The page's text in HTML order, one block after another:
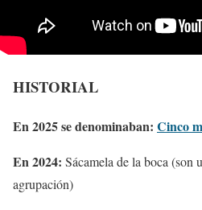
HISTORIAL
En 2025 se denominaban: Cinco
En 2024: Sácamela de la boca (son
agrupación)